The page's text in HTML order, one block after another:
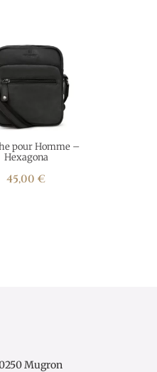
pour Homme –
Hexagona
45,00 €
Mugron